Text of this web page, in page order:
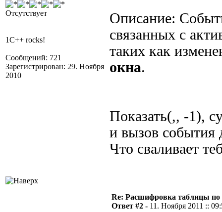
Отсутствует
1C++ rocks!
Сообщений: 721
Зарегистрирован: 29. Ноября
2010
Описание:
связанных с
таких как
окна.
Показать(,, -1),
и вызов события
Что сваливает
Re: Расшифровка таблицы по
Ответ #2 - 11. Ноября 2011 ::